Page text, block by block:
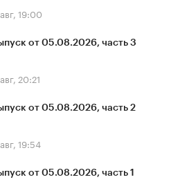
19:00
от 05.08.2026, часть 3
20:21
от 05.08.2026, часть 2
19:54
от 05.08.2026, часть 1